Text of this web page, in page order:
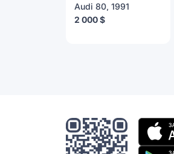
Audi 80, 1991
2 000 $
Мобильное
приложение